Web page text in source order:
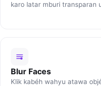
karo latar mburi transparan
Blur Faces
Klik kabéh wahyu atawa